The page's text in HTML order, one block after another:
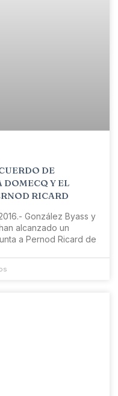
DE
Y EL
RICARD
González Byass y
alcanzado un
a Pernod Ricard de